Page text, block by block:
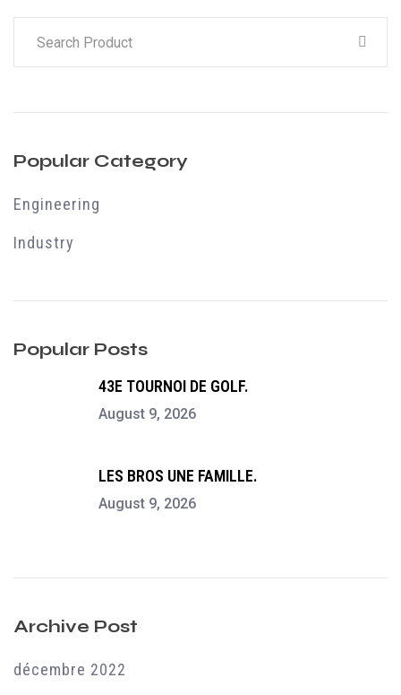
Popular Category
Engineering
Industry
Popular Posts
43E TOURNOI DE GOLF.
August 9, 2026
LES BROS UNE FAMILLE.
August 9, 2026
Archive Post
décembre 2022